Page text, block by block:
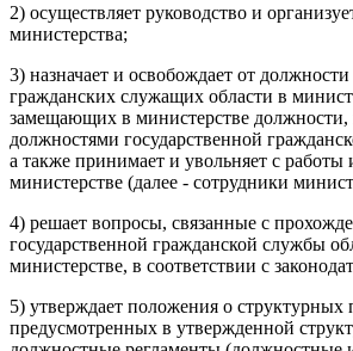
2) осуществляет руководство и
министерства;
3) назначает и освобождает от
гражданских служащих области в
замещающих в министерстве
должностями государственной
а также принимает и увольняет с работы
министерстве (далее - сотрудники
4) решает вопросы, связанные с
государственной гражданской службы
министерстве, в соответствии с
5) утверждает положения о структурных
предусмотренных в утвержденной